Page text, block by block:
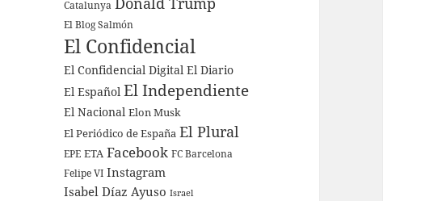
Catalunya
El Blog Salmón
El Confidencial
El Confidencial Digital El Diario
El Español El Independiente
El Nacional Elon Musk
El Periódico de España El Plural
EPE ETA Facebook FC Barcelona
Felipe VI Instagram
Isabel Díaz Ayuso Israel